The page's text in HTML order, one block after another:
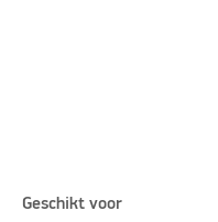
Geschikt voor